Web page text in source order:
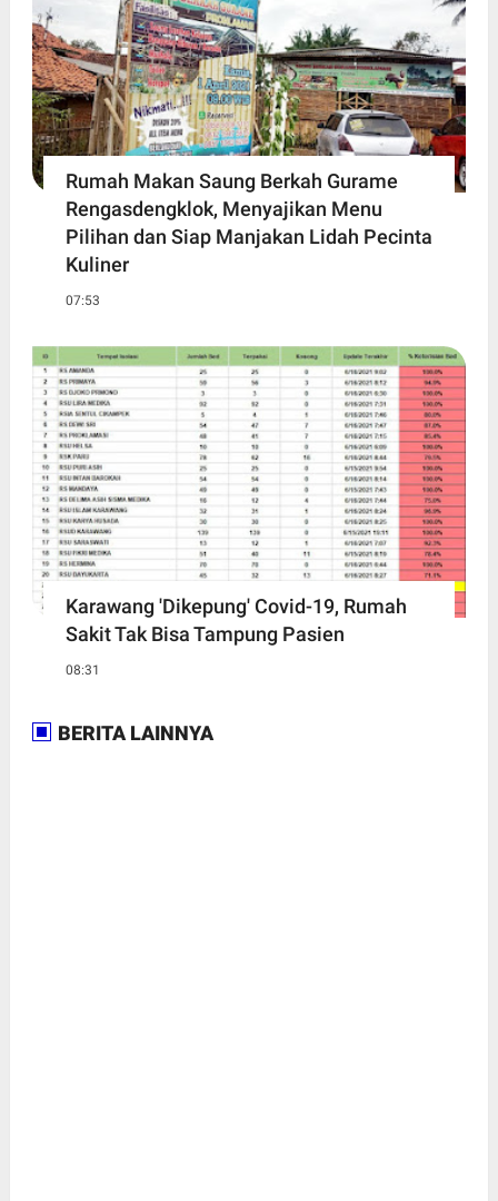
Rumah Makan Saung Berkah Gurame
Rengasdengklok, Menyajikan Menu
Pilihan dan Siap Manjakan Lidah Pecinta
Kuliner
07:53
Karawang 'Dikepung' Covid-19, Rumah
Sakit Tak Bisa Tampung Pasien
08:31
BERITA LAINNYA